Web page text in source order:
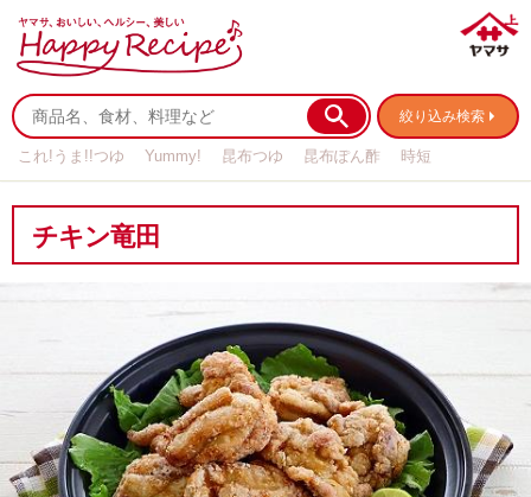
絞り込み検索
これ!うま!!つゆ Yummy! 昆布つゆ 昆布ぽん酢
時短
チキン竜田